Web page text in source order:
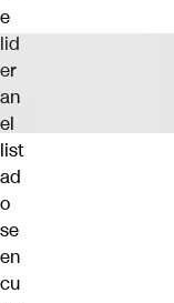
e
lid
er
an
el
list
ad
o
se
en
cu